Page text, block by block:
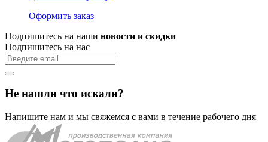
Оформить заказ
Подпишитесь на наши новости и скидки
Подпишитесь на нас
Не нашли что искали?
Напишите нам и мы свяжемся с вами в течение рабочего дня